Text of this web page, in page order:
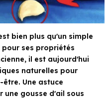
bien plus qu'un simple
pour ses propriétés
il est aujourd'hui
naturelles pour
Une astuce
une gousse d'ail sous